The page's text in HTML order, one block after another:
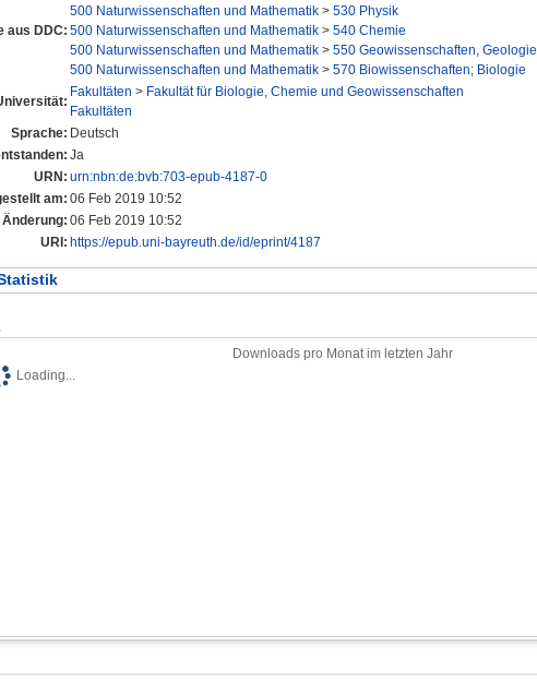
aus DDC:
500 Naturwissenschaften und Mathematik > 530 Physik
500 Naturwissenschaften und Mathematik > 540 Chemie
500 Naturwissenschaften und Mathematik > 550 Geowissenschaften, Geologie
500 Naturwissenschaften und Mathematik > 570 Biowissenschaften; Biologie
Fakultäten > Fakultät für Biologie, Chemie und Geowissenschaften
Fakultäten
Sprache: Deutsch
Ja
URN: urn:nbn:de:bvb:703-epub-4187-0
am: 06 Feb 2019 10:52
06 Feb 2019 10:52
URI: https://epub.uni-bayreuth.de/id/eprint/4187
Downloads pro Monat im letzten Jahr
Loading...